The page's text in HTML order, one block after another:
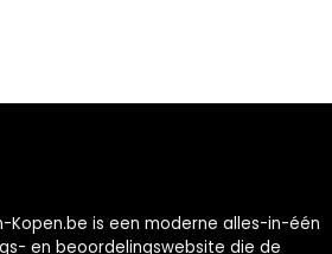
Kopen.be is een moderne alles-in-één
en beoordelingswebsite die de